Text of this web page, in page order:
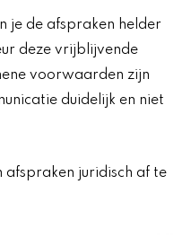
je de afspraken helder
deze vrijblijvende
voorwaarden zijn
duidelijk en niet
afspraken juridisch af te